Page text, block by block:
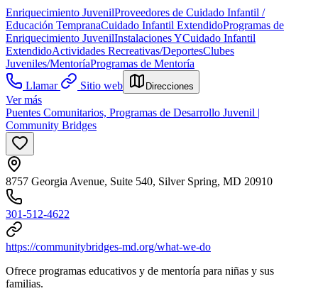
Enriquecimiento JuvenilProveedores de Cuidado Infantil /
Educación TempranaCuidado Infantil ExtendidoProgramas de
Enriquecimiento JuvenilInstalaciones YCuidado Infantil
ExtendidoActividades Recreativas/DeportesClubes
Juveniles/MentoríaProgramas de Mentoría
Llamar
Sitio web Direcciones
Ver más
Puentes Comunitarios, Programas de Desarrollo Juvenil |
Community Bridges
8757 Georgia Avenue, Suite 540, Silver Spring, MD 20910
301-512-4622
https://communitybridges-md.org/what-we-do
Ofrece programas educativos y de mentoría para niñas y sus
familias.